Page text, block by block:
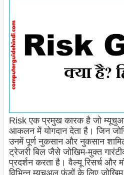
Risk एक प्रमुख कारक है जो
आकलन में योगदान देता है। जिन
उनमें पूर्ण नुकसान और नुकसान
ट्रेजरी बिल जैसे जोखिम-मुक्त
प्रदर्शन करता है। वैल्यू रिसर्च और